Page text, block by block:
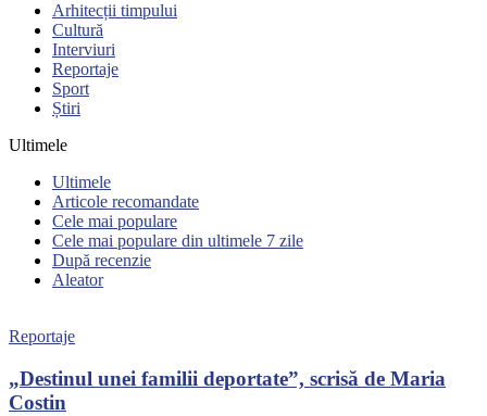
Arhitecții timpului
Cultură
Interviuri
Reportaje
Sport
Știri
Ultimele
Ultimele
Articole recomandate
Cele mai populare
Cele mai populare din ultimele 7 zile
După recenzie
Aleator
Reportaje
„Destinul unei familii deportate”, scrisă de Maria
Costin